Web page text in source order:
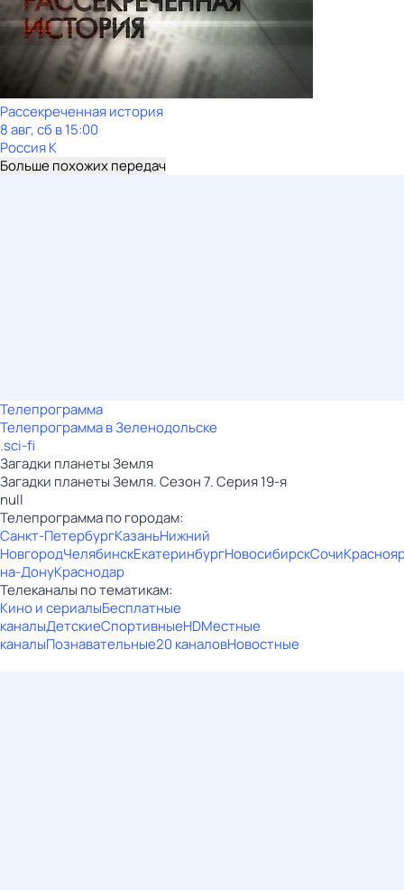
Рассекреченная история
8 авг, сб в 15:00
Россия К
Больше похожих передач
Телепрограмма
Телепрограмма в Зеленодольске
.sci-fi
Загадки планеты Земля
Загадки планеты Земля. Сезон 7. Серия 19-я
null
Телепрограмма по городам:
Санкт-ПетербургКазаньНижний
НовгородЧелябинскЕкатеринбургНовосибирскСочи
на-ДонуКраснодар
Телеканалы по тематикам:
Кино и сериалыБесплатные
каналыДетскиеСпортивныеHDМестные
каналыПознавательные20 каналовНовостные